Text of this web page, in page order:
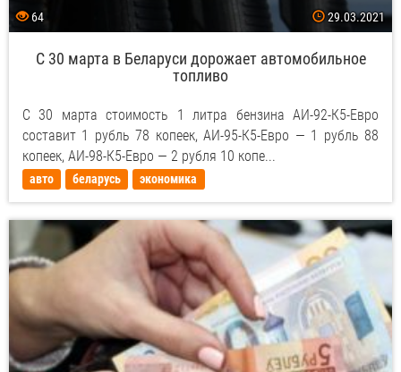
64 29.03.2021
С 30 марта в Беларуси дорожает автомобильное
топливо
С 30 марта стоимость 1 литра бензина АИ-92-К5-Евро
составит 1 рубль 78 копеек, АИ-95-К5-Евро — 1 рубль 88
копеек, АИ-98-К5-Евро — 2 рубля 10 копе...
авто беларусь экономика